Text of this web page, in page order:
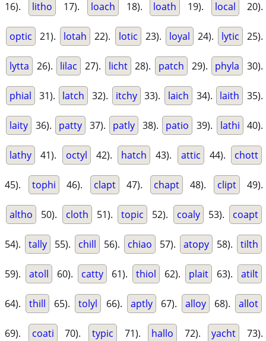
16). litho 17). loach 18). loath 19). local 20).
optic 21). lotah 22). lotic 23). loyal 24). lytic 25).
lytta 26). lilac 27). licht 28). patch 29). phyla 30).
phial 31). latch 32). itchy 33). laich 34). laith 35).
laity 36). patty 37). patly 38). patio 39). lathi 40).
lathy 41). octyl 42). hatch 43). attic 44). chott
45). tophi 46). clapt 47). chapt 48). clipt 49).
altho 50). cloth 51). topic 52). coaly 53). coapt
54). tally 55). chill 56). chiao 57). atopy 58). tilth
59). atoll 60). catty 61). thiol 62). plait 63). atilt
64). thill 65). tolyl 66). aptly 67). alloy 68). allot
69). coati 70). typic 71). hallo 72). yacht 73).